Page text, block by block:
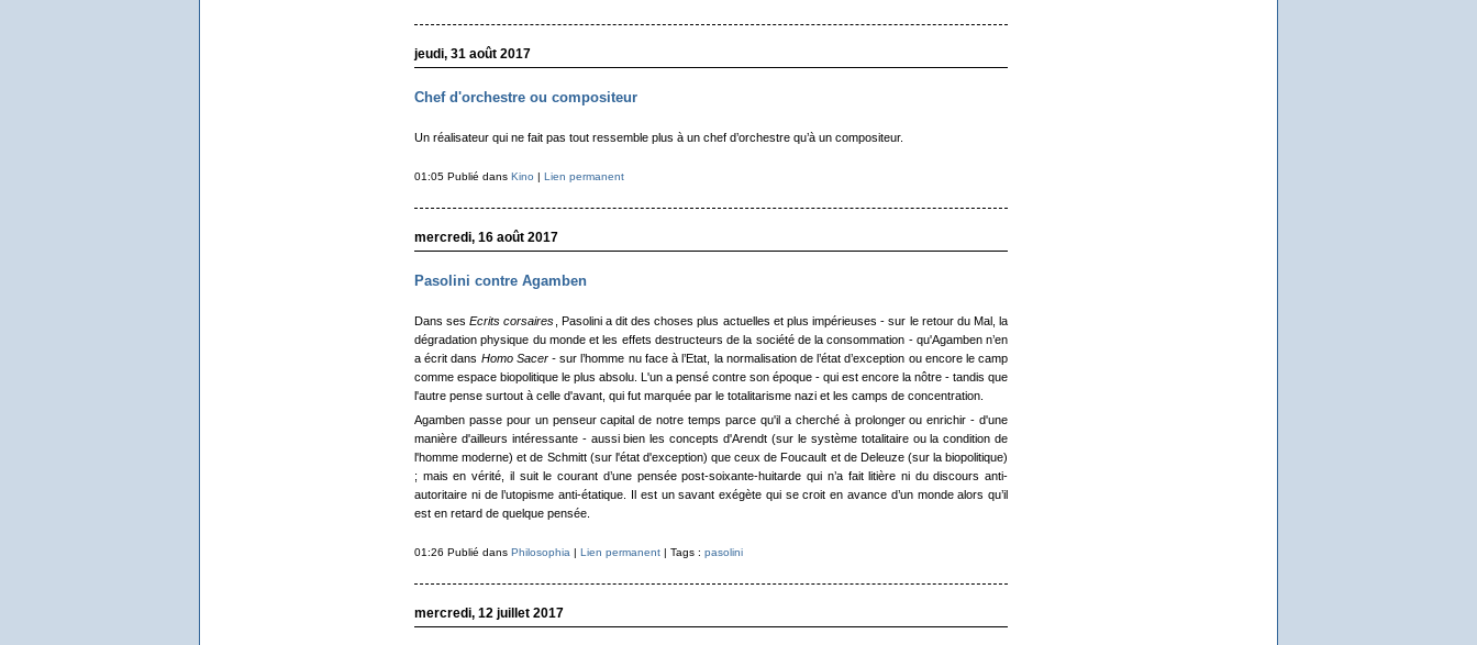
jeudi, 31 août 2017
Chef d'orchestre ou compositeur
Un réalisateur qui ne fait pas tout ressemble plus à un chef d’orchestre qu’à un compositeur.
01:05 Publié dans Kino | Lien permanent
mercredi, 16 août 2017
Pasolini contre Agamben
Dans sesEcrits corsaires , Pasolini a dit des choses plus actuelles et plus impérieuses - sur le retour du Mal, la
dégradation physique du monde et les effets destructeurs de la société de la consommation -qu'Agamben n’en
a écrit dans Homo Sacer -sur l’homme nu face à l’Etat, la normalisation de l’état d’exception ou encore le camp
comme espace biopolitique le plus absolu. L'un a pensé contre son époque - qui est encore la nôtre - tandis que
l'autre pense surtout à celle d'avant, qui fut marquée par le totalitarisme nazi et les camps de concentration.
Agamben passe pour un penseur capital de notre temps parce qu'il a cherché à prolonger ou enrichir - d'une
manière d'ailleurs intéressante - aussi bien les concepts d'Arendt (sur le système totalitaire ou la condition de
l'homme moderne) et de Schmitt (sur l'état d'exception) que ceux de Foucault et de Deleuze (sur la biopolitique)
; mais en vérité, il suitle courant d’une pensée post-soixante-huitarde qui n’a fait litière ni du discours anti-
autoritaire ni de l’utopisme anti-étatique. Il est un savant exégète qui se croit en avance d’un monde alors qu’il
est en retard de quelque pensée.
01:26 Publié dans Philosophia | Lien permanent | Tags : pasolini
mercredi, 12 juillet 2017